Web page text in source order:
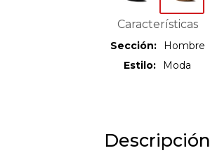
Características
Sección
Hombre
Estilo
Moda
Descripción